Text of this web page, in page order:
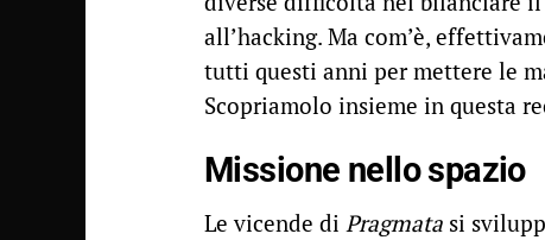
all’hacking. Ma com’è,
tutti questi anni per mettere le
Scopriamolo insieme in questa
Missione nello spazio
Le vicende di Pragmata si